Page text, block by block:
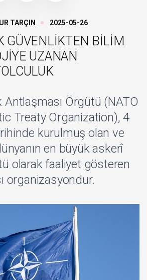
TARÇIN 2025-05-26
GÜVENLİKTEN BİLİM
UZANAN
Örgütü (NATO
Treaty Organization), 4
kurulmuş olan ve
en büyük askerî
olarak faaliyet gösteren
organizasyondur.